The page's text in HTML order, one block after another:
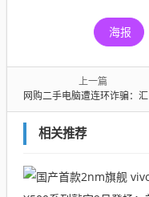
海报
上一篇
网购二手电脑遭连环诈骗：汇款80次才如梦初醒！总损失超百万
相关推荐